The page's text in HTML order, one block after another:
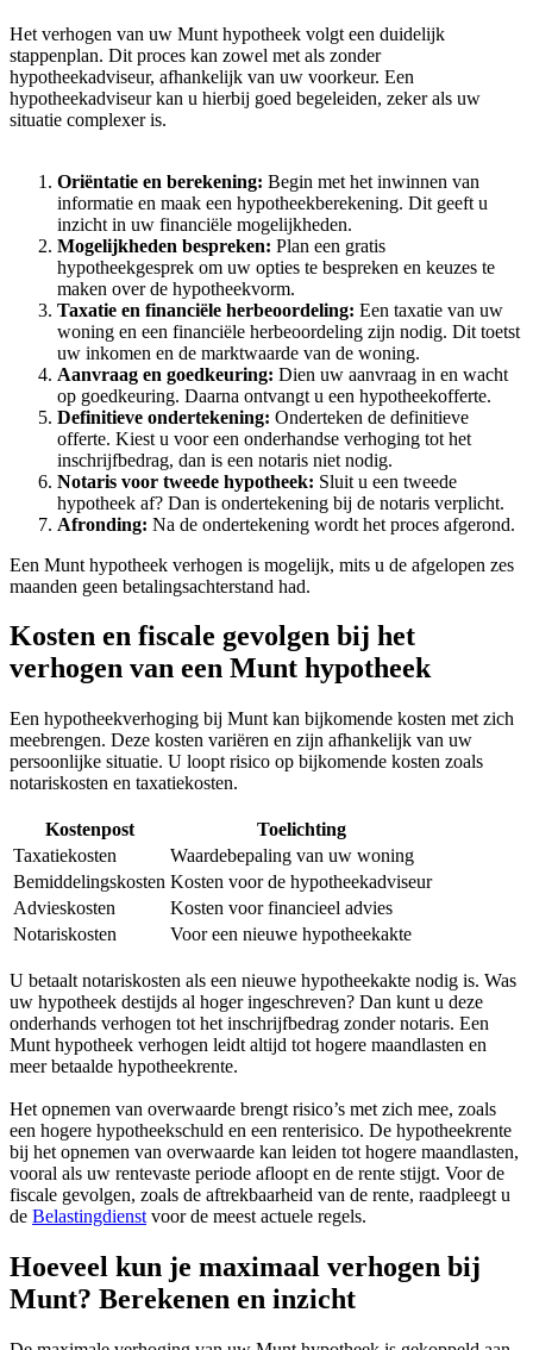
Het verhogen van uw Munt hypotheek volgt een duidelijk
stappenplan. Dit proces kan zowel met als zonder
hypotheekadviseur, afhankelijk van uw voorkeur. Een
hypotheekadviseur kan u hierbij goed begeleiden, zeker als uw
situatie complexer is.
Oriëntatie en berekening: Begin met het inwinnen van
informatie en maak een hypotheekberekening. Dit geeft u
inzicht in uw financiële mogelijkheden.
Mogelijkheden bespreken: Plan een gratis
hypotheekgesprek om uw opties te bespreken en keuzes te
maken over de hypotheekvorm.
Taxatie en financiële herbeoordeling: Een taxatie van uw
woning en een financiële herbeoordeling zijn nodig. Dit toetst
uw inkomen en de marktwaarde van de woning.
Aanvraag en goedkeuring: Dien uw aanvraag in en wacht
op goedkeuring. Daarna ontvangt u een hypotheekofferte.
Definitieve ondertekening: Onderteken de definitieve
offerte. Kiest u voor een onderhandse verhoging tot het
inschrijfbedrag, dan is een notaris niet nodig.
Notaris voor tweede hypotheek: Sluit u een tweede
hypotheek af? Dan is ondertekening bij de notaris verplicht.
Afronding: Na de ondertekening wordt het proces afgerond.
Een Munt hypotheek verhogen is mogelijk, mits u de afgelopen zes
maanden geen betalingsachterstand had.
Kosten en fiscale gevolgen bij het
verhogen van een Munt hypotheek
Een hypotheekverhoging bij Munt kan bijkomende kosten met zich
meebrengen. Deze kosten variëren en zijn afhankelijk van uw
persoonlijke situatie. U loopt risico op bijkomende kosten zoals
notariskosten en taxatiekosten.
Kostenpost
Toelichting
Taxatiekosten
Waardebepaling van uw woning
Bemiddelingskosten Kosten voor de hypotheekadviseur
Advieskosten
Kosten voor financieel advies
Notariskosten
Voor een nieuwe hypotheekakte
U betaalt notariskosten als een nieuwe hypotheekakte nodig is. Was
uw hypotheek destijds al hoger ingeschreven? Dan kunt u deze
onderhands verhogen tot het inschrijfbedrag zonder notaris. Een
Munt hypotheek verhogen leidt altijd tot hogere maandlasten en
meer betaalde hypotheekrente.
Het opnemen van overwaarde brengt risico’s met zich mee, zoals
een hogere hypotheekschuld en een renterisico. De hypotheekrente
bij het opnemen van overwaarde kan leiden tot hogere maandlasten,
vooral als uw rentevaste periode afloopt en de rente stijgt. Voor de
fiscale gevolgen, zoals de aftrekbaarheid van de rente, raadpleegt u
de Belastingdienst voor de meest actuele regels.
Hoeveel kun je maximaal verhogen bij
Munt? Berekenen en inzicht